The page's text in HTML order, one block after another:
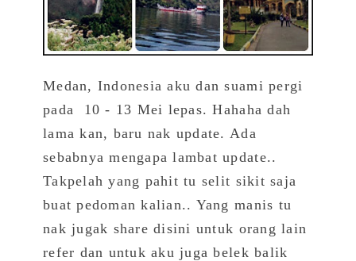
Medan, Indonesia aku dan suami pergi
pada 10 - 13 Mei lepas. Hahaha dah
lama kan, baru nak update. Ada
sebabnya mengapa lambat update..
Takpelah yang pahit tu selit sikit saja
buat pedoman kalian.. Yang manis tu
nak jugak share disini untuk orang lain
refer dan untuk aku juga belek balik